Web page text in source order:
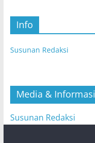
Info
Susunan Redaksi
Media & Informasi
Susunan Redaksi